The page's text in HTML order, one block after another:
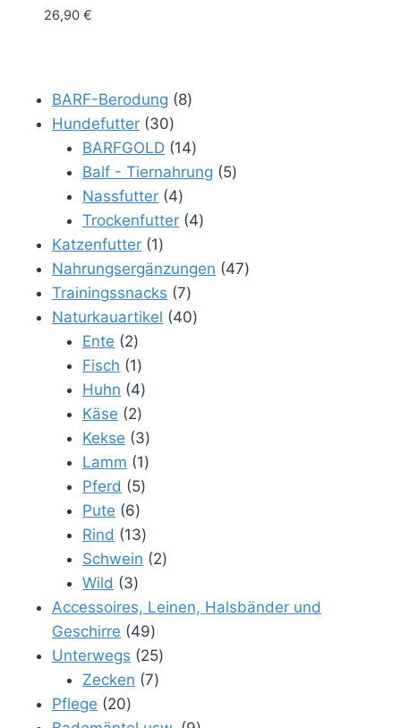
26,90 €
BARF-Berodung 88
Hundefutter 3030
Produkte
BARFGOLD 1414
Produkte
Balf - Tiernahrung 55
Nassfutter 44
Produkte
Trockenfutter 44
Katzenfutter 11
Produkt
Nahrungsergänzungen 4747
Trainingssnacks 77
Produkte
Naturkauartikel 4040
Ente 22
Produkte
Fisch 11
Produkt
Huhn 44
Produkte
Käse 22
Produkte
Kekse 33
Produkte
Lamm 11
Produkt
Pferd 55
Pute 66
Produkte
Rind 1313
Produkte
Schwein 22
Wild 33
Produkte
Accessoires, Leinen, Halsbänder und
Geschirre
4949
Produkte
Unterwegs 2525
Produkte
Zecken 77
Pflege 2020